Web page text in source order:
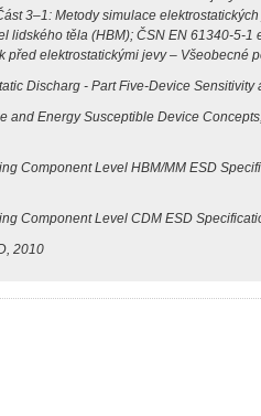
3–1: Metody simulace
lidského těla (HBM); ČSN EN 61340-5-1
před elektrostatickými jevy – Všeobecné
Discharg - Part Five-Device Sensitivity
and Energy Susceptible Device
Component Level HBM/MM ESD
Component Level CDM ESD
2010